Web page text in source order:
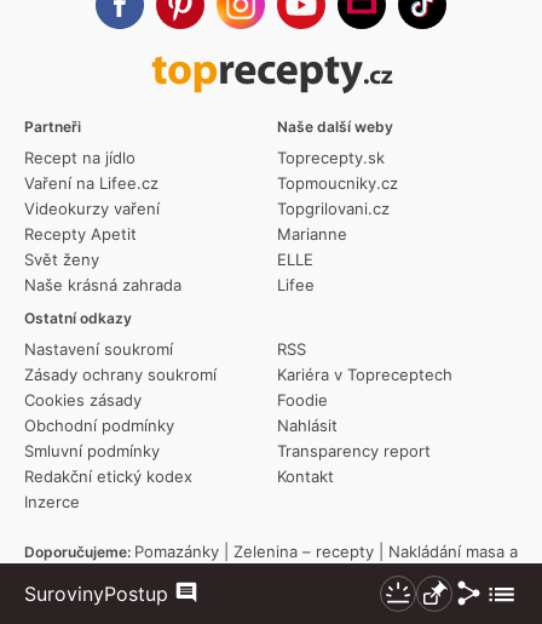
SurovinyPostup Komentáře
Nezhasínat
Připnout
Sdílet
Partneři
Recept na jídlo
Vaření na Lifee.cz
Videokurzy vaření
Recepty Apetit
Svět ženy
Naše krásná zahrada
Ostatní odkazy
Nastavení soukromí
Zásady ochrany soukromí
Cookies zásady
Obchodní podmínky
Smluvní podmínky
Redakční etický kodex
Inzerce
RSS
Kariéra v Topreceptech
Foodie
Nahlásit
Transparency report
Kontakt
Naše další weby
Toprecepty.sk
Topmoucniky.cz
Topgrilovani.cz
Marianne
ELLE
Lifee
Doporučujeme: Pomazánky Zelenina – recepty
Nakládání masa a
Jak na odpalované těsto
Americké brambory |Řeřicha Co se děje na zahradě|Svíčková|